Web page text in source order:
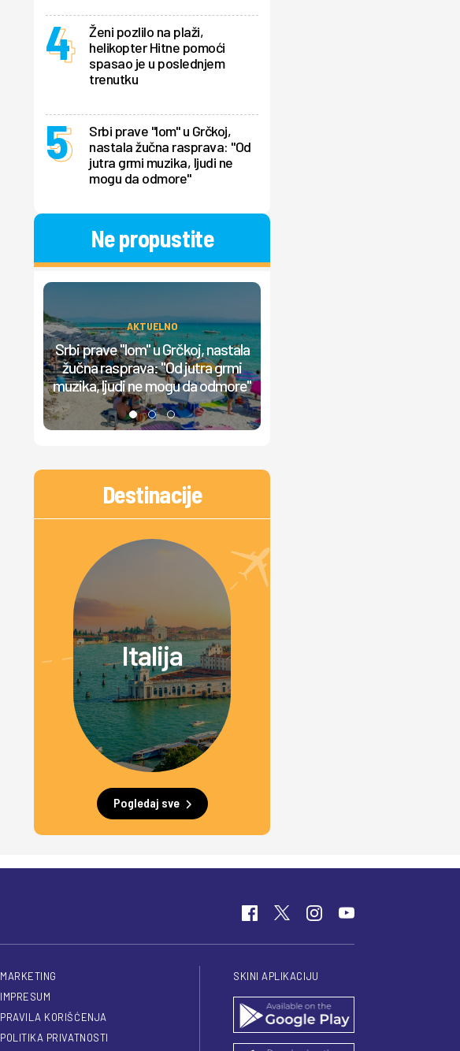
Ženi pozlilo na plaži,
helikopter Hitne pomoći
spasao je u poslednjem
trenutku
Srbi prave "lom" u Grčkoj,
nastala žučna rasprava: "Od
jutra grmi muzika, ljudi ne
mogu da odmore"
Ne propustite
AKTUELNO
Srbi prave "lom" u Grčkoj, nastala
žučna rasprava: "Od jutra grmi
muzika, ljudi ne mogu da odmore"
Destinacije
Italija
Pogledaj sve
MARKETING
IMPRESUM
PRAVILA KORIŠĆENJA
POLITIKA PRIVATNOSTI
SKINI APLIKACIJU